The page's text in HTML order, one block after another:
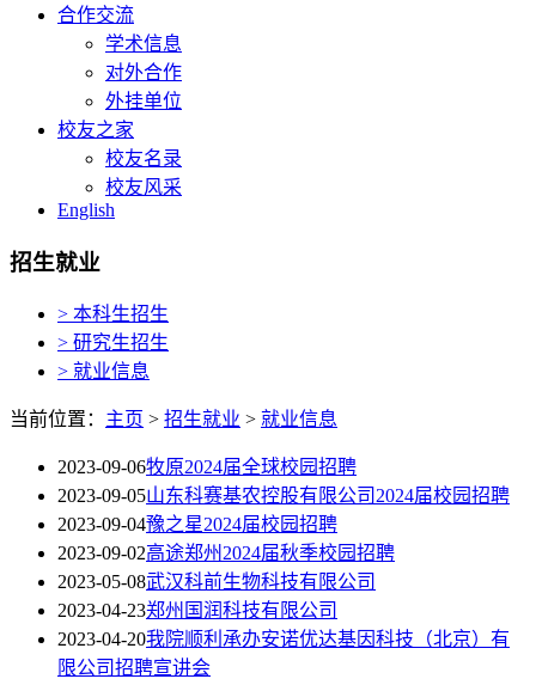
合作交流
学术信息
对外合作
外挂单位
校友之家
校友名录
校友风采
English
招生就业
> 本科生招生
> 研究生招生
> 就业信息
当前位置： 主页 > 招生就业 > 就业信息
2023-09-06牧原2024届全球校园招聘
2023-09-05山东科赛基农控股有限公司2024届校园招聘
2023-09-04豫之星2024届校园招聘
2023-09-02高途郑州2024届秋季校园招聘
2023-05-08武汉科前生物科技有限公司
2023-04-23郑州国润科技有限公司
2023-04-20我院顺利承办安诺优达基因科技（北京）有
限公司招聘宣讲会